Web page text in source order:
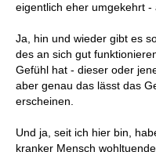
eigentlich eher umgekehrt -
Ja, hin und wieder gibt es
des an sich gut
Gefühl hat - dieser oder
aber genau das lässt das
erscheinen.
Und ja, seit ich hier bin,
kranker Mensch